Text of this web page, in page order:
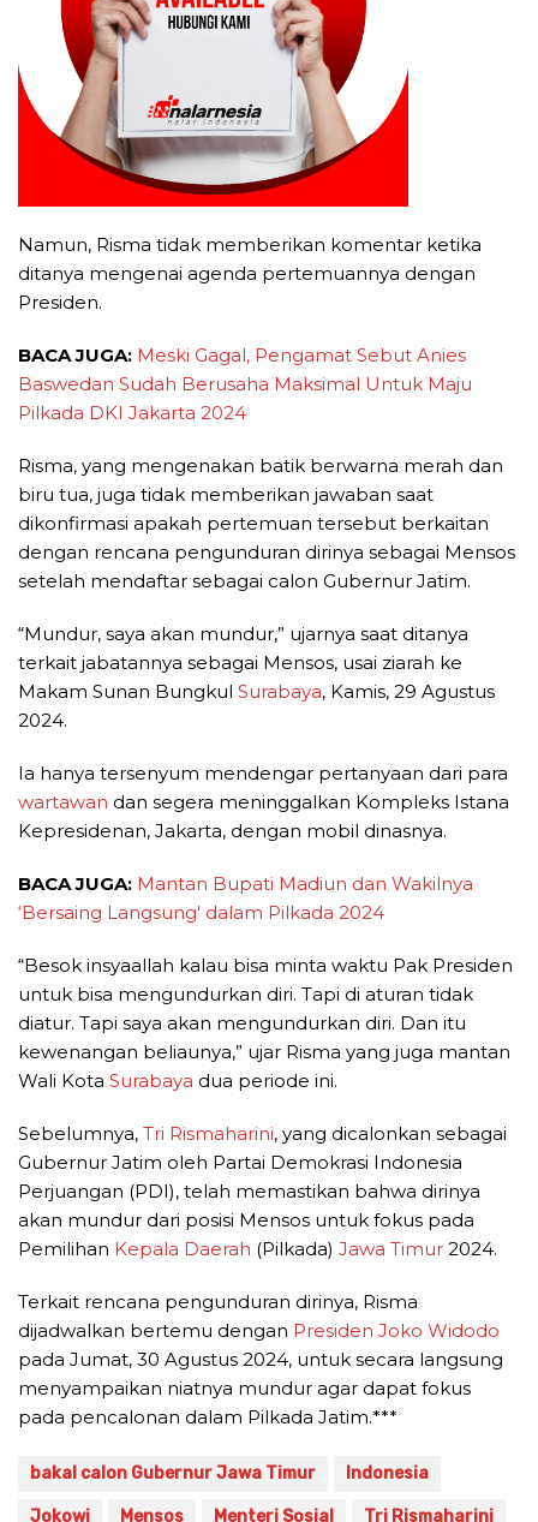
Namun, Risma tidak memberikan komentar ketika
ditanya mengenai agenda pertemuannya dengan
Presiden.
BACA JUGA: Meski Gagal, Pengamat Sebut Anies
Baswedan Sudah Berusaha Maksimal Untuk Maju
Pilkada DKI Jakarta 2024
Risma, yang mengenakan batik berwarna merah dan
biru tua, juga tidak memberikan jawaban saat
dikonfirmasi apakah pertemuan tersebut berkaitan
dengan rencana pengunduran dirinya sebagai Mensos
setelah mendaftar sebagai calon Gubernur Jatim.
“Mundur, saya akan mundur,” ujarnya saat ditanya
terkait jabatannya sebagai Mensos, usai ziarah ke
Makam Sunan Bungkul Surabaya, Kamis, 29 Agustus
2024.
Ia hanya tersenyum mendengar pertanyaan dari para
wartawan dan segera meninggalkan Kompleks Istana
Kepresidenan, Jakarta, dengan mobil dinasnya.
BACA JUGA: Mantan Bupati Madiun dan Wakilnya
‘Bersaing Langsung' dalam Pilkada 2024
“Besok insyaallah kalau bisa minta waktu Pak Presiden
untuk bisa mengundurkan diri. Tapi di aturan tidak
diatur. Tapi saya akan mengundurkan diri. Dan itu
kewenangan beliaunya,” ujar Risma yang juga mantan
Wali Kota Surabaya dua periode ini.
Sebelumnya, Tri Rismaharini, yang dicalonkan sebagai
Gubernur Jatim oleh Partai Demokrasi Indonesia
Perjuangan (PDI), telah memastikan bahwa dirinya
akan mundur dari posisi Mensos untuk fokus pada
Pemilihan Kepala Daerah (Pilkada) Jawa Timur 2024.
Terkait rencana pengunduran dirinya, Risma
dijadwalkan bertemu dengan Presiden Joko Widodo
pada Jumat, 30 Agustus 2024, untuk secara langsung
menyampaikan niatnya mundur agar dapat fokus
pada pencalonan dalam Pilkada Jatim.***
bakal calon Gubernur Jawa Timur Indonesia
Jokowi Mensos Menteri Sosial Tri Rismaharini